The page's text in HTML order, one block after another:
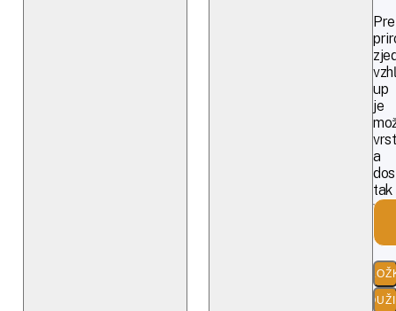
Pre
up
je
a
tak